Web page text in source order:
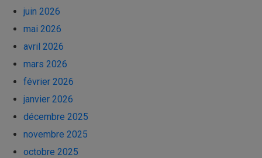
juin 2026
mai 2026
avril 2026
mars 2026
février 2026
janvier 2026
décembre 2025
novembre 2025
octobre 2025